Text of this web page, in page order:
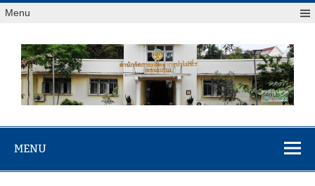
Menu
สจป.ที่ 7
(ขอนแก่น)
MENU